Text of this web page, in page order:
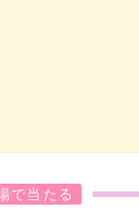
で当たる